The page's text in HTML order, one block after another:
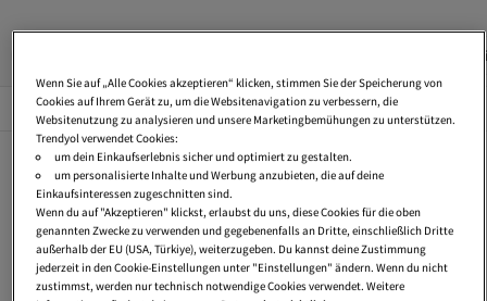
Handcreme
Beliebte Seiten Alles Sehen
Kosmetische Fusspflege Handcreme Lsf
Handcreme Kamille
Handcreme Anti Age
Handcreme 500 Ml
Frei Öl Bodylotion
Lavendel Körperpflege Keratin Haarpflege
Körperpflege Öl
Arganöl Handcreme
Wenn Sie auf „Alle Cookies akzeptieren“ klicken, stimmen Sie der Speicherung von
Cookies auf Ihrem Gerät zu, um die Websitenavigation zu verbessern, die
Websitenutzung zu analysieren und unsere Marketingbemühungen zu unterstützen.
Trendyol verwendet Cookies:
um dein Einkaufserlebnis sicher und optimiert zu gestalten.
um personalisierte Inhalte und Werbung anzubieten, die auf deine
Einkaufsinteressen zugeschnitten sind.
Wenn du auf "Akzeptieren" klickst, erlaubst du uns, diese Cookies für die oben
genannten Zwecke zu verwenden und gegebenenfalls an Dritte, einschließlich Dritte
außerhalb der EU (USA, Türkiye), weiterzugeben. Du kannst deine Zustimmung
jederzeit in den Cookie-Einstellungen unter "Einstellungen" ändern. Wenn du nicht
zustimmst, werden nur technisch notwendige Cookies verwendet. Weitere